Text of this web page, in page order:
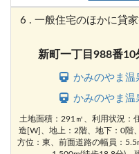
6 . 一般住宅のほかに貸
新町一丁目988番10
かみのやま温
かみのやま
土地面積：291㎡、利用状況：
造[W]、地上：2階、地下：0階
方位：東、前面道路の幅員：